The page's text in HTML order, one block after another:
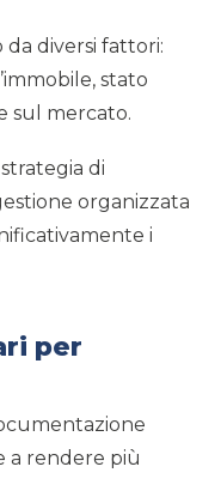
diversi fattori:
stato
sul mercato.
di
organizzata
i
per
a rendere più